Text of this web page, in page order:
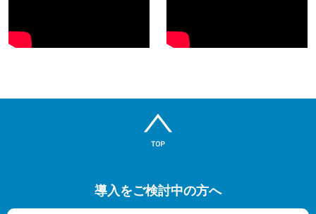
導入をご検討中の方へ